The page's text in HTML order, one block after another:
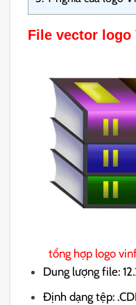
File vector logo
tổng hợp logo
Dung lượng file:
Định dạng tệp: